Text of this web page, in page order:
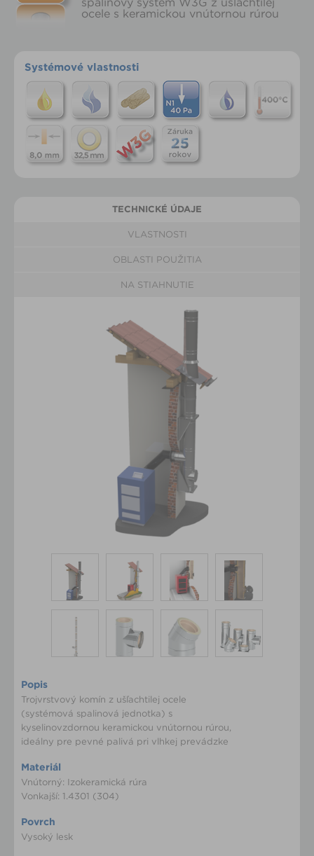
spalinový systém W3G z ušľachtilej
ocele s keramickou vnútornou rúrou
Systémové vlastnosti
TECHNICKÉ ÚDAJE
VLASTNOSTI
OBLASTI POUŽITIA
NA STIAHNUTIE
Popis
Trojvrstvový komín z ušľachtilej ocele
(systémová spalinová jednotka) s
kyselinovzdornou keramickou vnútornou rúrou,
ideálny pre pevné palivá pri vlhkej prevádzke
Materiál
Vnútorný: Izokeramická rúra
Vonkajší: 1.4301 (304)
Povrch
Vysoký lesk